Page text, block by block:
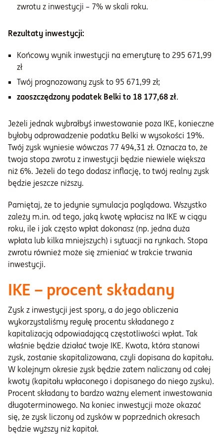
zwrotu z inwestycji – 7% w skali roku.
Rezultaty inwestycji:
Końcowy wynik inwestycji na emeryturę to 295 671,99
zł
Twój prognozowany zysk to 95 671,99 zł;
zaoszczędzony podatek Belki to 18 177,68 zł.
Jeżeli jednak wybrałbyś inwestowanie poza IKE, konieczne
byłoby odprowadzenie podatku Belki w wysokości 19%.
Twój zysk wyniesie wówczas 77 494,31 zł. Oznacza to, że
twoja stopa zwrotu z inwestycji będzie niewiele większa
niż 6%. Jeżeli do tego dodasz inflację, to twój realny zysk
będzie jeszcze niższy.
Pamiętaj, że to jedynie symulacja poglądowa. Wszystko
zależy m.in. od tego, jaką kwotę wpłacisz na IKE w ciągu
roku, ile i jak często wpłat dokonasz (np. jedna duża
wpłata lub kilka mniejszych) i sytuacji na rynkach. Stopa
zwrotu również może się zmieniać w trakcie trwania
inwestycji.
IKE – procent składany
Zysk z inwestycji jest spory, a do jego obliczenia
wykorzystaliśmy regułę procentu składanego z
kapitalizacją odpowiadającą częstotliwości wpłat. Tak
właśnie będzie działać twoje IKE. Kwota, która stanowi
zysk, zostanie skapitalizowana, czyli dopisana do kapitału.
W kolejnym okresie zysk będzie zatem naliczany od całej
kwoty (kapitału wpłaconego i dopisanego do niego zysku).
Procent składany to bardzo ważny element inwestowania
długoterminowego. Na koniec inwestycji może okazać
się, że zysk liczony od zysków w poprzednich okresach
będzie wyższy niż kapitał.